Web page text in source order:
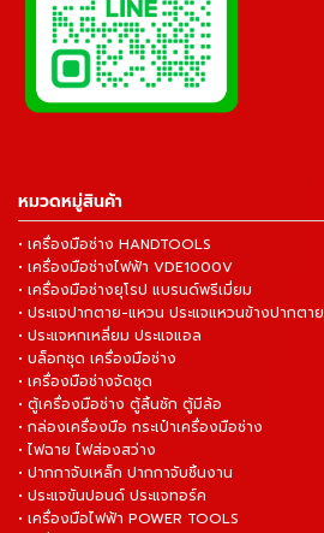
หมวดหมู่สินค้า
• เครื่องมือช่าง HANDTOOLS
• เครื่องมือช่างไฟฟ้า VDE1000V
• เครื่องมือช่างยุโรป แบรนด์พรีเมี่ยม
• ประแจปากตาย-แหวน ประแจแหวนข้างปากตาย
• ประแจหกเหลี่ยม ประแจแอล
• บล็อกชุด เครื่องมือช่าง
• เครื่องมือช่างจัดชุด
• ตู้เครื่องมือช่าง ตู้ลิ้นชัก ตู้มีล้อ
• กล่องเครื่องมือ กระเป๋าเครื่องมือช่าง
• ไฟฉาย ไฟส่องสว่าง
• ปากกาจับเหล็ก ปากกาจับชิ้นงาน
• ประแจขันปอนด์ ประแจทอร์ค
• เครื่องมือไฟฟ้า POWER TOOLS